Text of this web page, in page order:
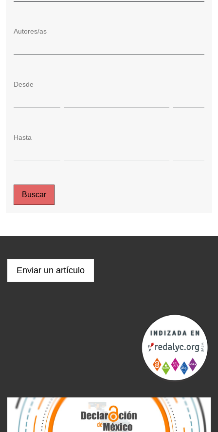
Autores/as
Desde
Hasta
Buscar
Enviar un artículo